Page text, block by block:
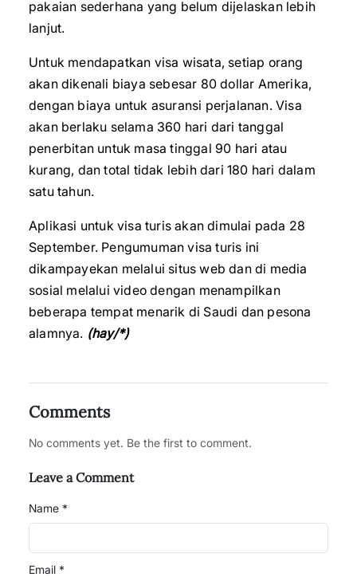
pakaian sederhana yang belum dijelaskan lebih
lanjut.
Untuk mendapatkan visa wisata, setiap orang
akan dikenali biaya sebesar 80 dollar Amerika,
dengan biaya untuk asuransi perjalanan. Visa
akan berlaku selama 360 hari dari tanggal
penerbitan untuk masa tinggal 90 hari atau
kurang, dan total tidak lebih dari 180 hari dalam
satu tahun.
Aplikasi untuk visa turis akan dimulai pada 28
September. Pengumuman visa turis ini
dikampayekan melalui situs web dan di media
sosial melalui video dengan menampilkan
beberapa tempat menarik di Saudi dan pesona
alamnya. (hay/*)
Comments
No comments yet. Be the first to comment.
Leave a Comment
Name *
Email *